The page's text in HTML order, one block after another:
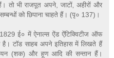
तो भी राजपूत अपने, जाटों, अहीरों और
को छिपाना चाहते हैं। (पृ० 137)।
ई० में ऐनाल्स ऐंड ऐंटिक्विटीज ऑफ
है। टॉड साहब अपने इतिहास में लिखते हैं
(शक) और हूण आदि की सन्तान हैं।